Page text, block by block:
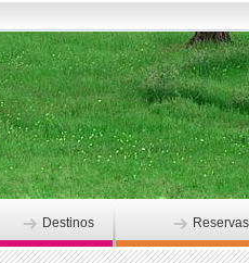
Destinos Reservas